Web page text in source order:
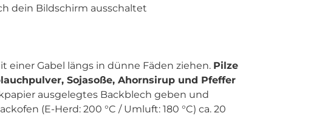
dein Bildschirm ausschaltet
einer Gabel längs in dünne Fäden ziehen. Pilze
Sojasoße, Ahornsirup und Pfeffer
ausgelegtes Backblech geben und
(E-Herd: 200 °C / Umluft: 180 °C) ca. 20